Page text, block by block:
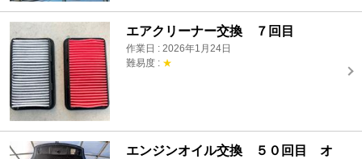
エアクリーナー交換 ７回目
作業日 : 2026年1月24日
難易度 : ★
エンジンオイル交換 ５０回目 オ